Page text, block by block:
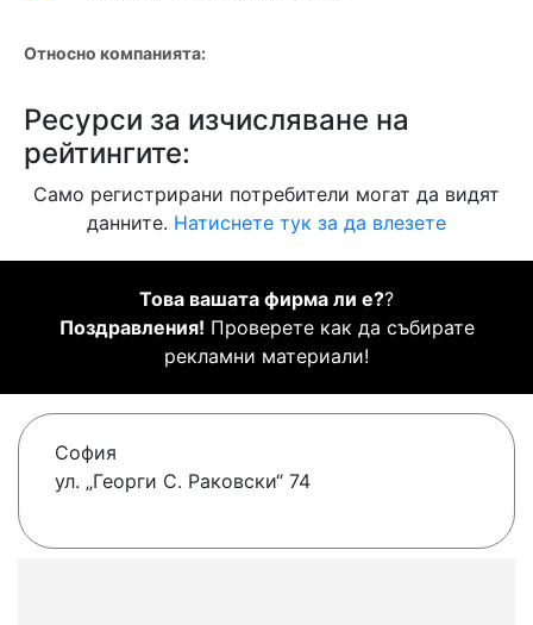
Относно компанията:
Ресурси за изчисляване на
рейтингите:
Само регистрирани потребители могат да видят
данните. Натиснете тук за да влезете
Това вашата фирма ли е??
Поздравления! Проверете как да събирате
рекламни материали!
София
ул. „Георги С. Раковски“ 74